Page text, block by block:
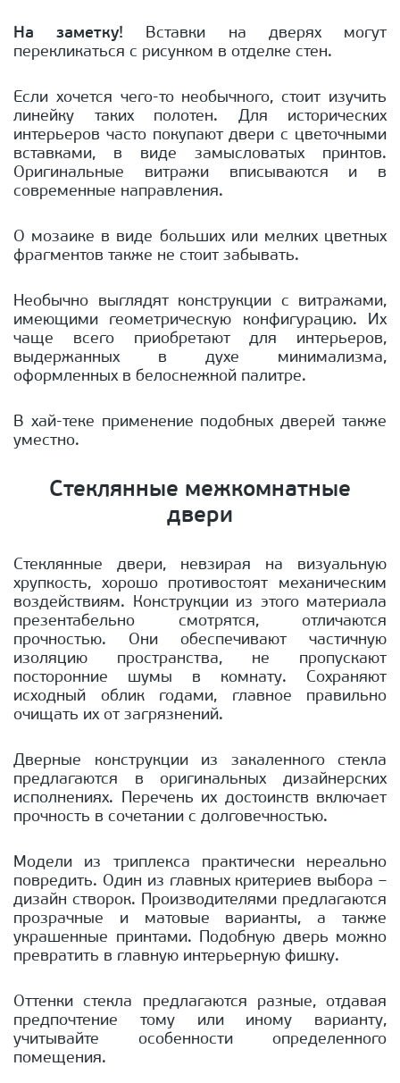
На заметку! Вставки на дверях могут
перекликаться с рисунком в отделке стен.
Если хочется чего-то необычного, стоит изучить
линейку таких полотен. Для исторических
интерьеров часто покупают двери с цветочными
вставками, в виде замысловатых принтов.
Оригинальные витражи вписываются и в
современные направления.
О мозаике в виде больших или мелких цветных
фрагментов также не стоит забывать.
Необычно выглядят конструкции с витражами,
имеющими геометрическую конфигурацию. Их
чаще всего приобретают для интерьеров,
выдержанных в духе минимализма,
оформленных в белоснежной палитре.
В хай-теке применение подобных дверей также
уместно.
Стеклянные межкомнатные
двери
Стеклянные двери, невзирая на визуальную
хрупкость, хорошо противостоят механическим
воздействиям. Конструкции из этого материала
презентабельно смотрятся, отличаются
прочностью. Они обеспечивают частичную
изоляцию пространства, не пропускают
посторонние шумы в комнату. Сохраняют
исходный облик годами, главное правильно
очищать их от загрязнений.
Дверные конструкции из закаленного стекла
предлагаются в оригинальных дизайнерских
исполнениях. Перечень их достоинств включает
прочность в сочетании с долговечностью.
Модели из триплекса практически нереально
повредить. Один из главных критериев выбора –
дизайн створок. Производителями предлагаются
прозрачные и матовые варианты, а также
украшенные принтами. Подобную дверь можно
превратить в главную интерьерную фишку.
Оттенки стекла предлагаются разные, отдавая
предпочтение тому или иному варианту,
учитывайте особенности определенного
помещения.